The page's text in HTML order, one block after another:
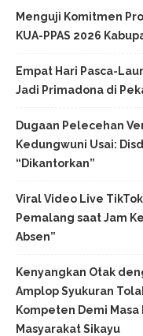
Menguji Komitmen
KUA-PPAS 2026
Empat Hari Pasca-
Jadi Primadona di
Dugaan Pelecehan
Kedungwuni Usai:
“Dikantorkan”
Viral Video Live
Pemalang saat Jam
Absen”
Kenyangkan Otak
Amplop Syukuran
Kompeten Demi Masa
Masyarakat Sikayu